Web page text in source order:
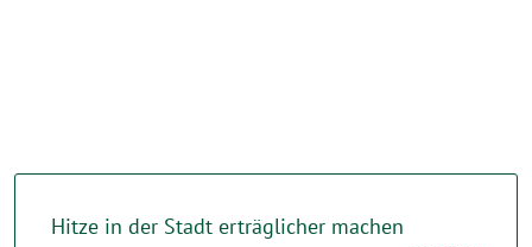
Hitze in der Stadt erträglicher machen